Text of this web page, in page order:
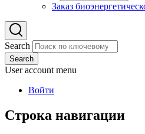
Заказ
Search
Search
User account menu
Войти
Строка навигации